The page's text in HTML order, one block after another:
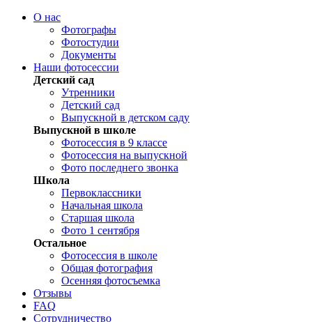
О нас
Фотографы
Фотостудии
Документы
Наши фотосессии
Детский сад
Утренники
Детский сад
Выпускной в детском саду
Выпускной в школе
Фотосессия в 9 классе
Фотосессия на выпускной
Фото последнего звонка
Школа
Первоклассники
Начальная школа
Старшая школа
Фото 1 сентября
Остальное
Фотосессия в школе
Общая фотография
Осенняя фотосъемка
Отзывы
FAQ
Сотрудничество